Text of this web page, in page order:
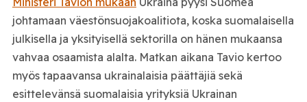
johtamaan väestönsuojakoalitiota, koska suomalaisella
julkisella ja yksityisellä sektorilla on hänen mukaansa
vahvaa osaamista alalta. Matkan aikana Tavio kertoo
myös tapaavansa ukrainalaisia päättäjiä sekä
esittelevänsä suomalaisia yrityksiä Ukrainan